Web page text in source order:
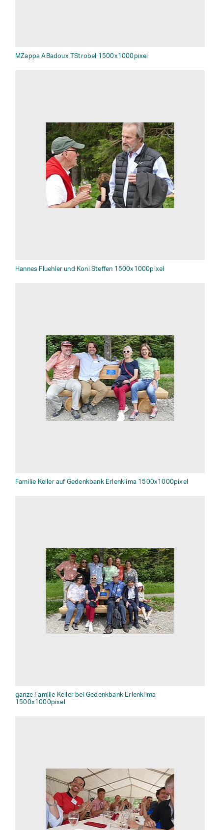
MZappa ABadoux TStrobel 1500x1000pixel
Hannes Fluehler und Koni Steffen 1500x1000pixel
Familie Keller auf Gedenkbank Erlenklima 1500x1000pixel
ganze Familie Keller bei Gedenkbank Erlenklima
1500x1000pixel